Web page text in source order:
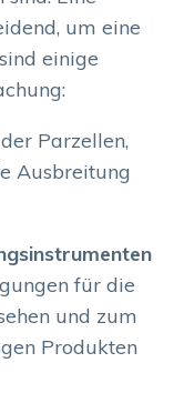
um eine
einige
Parzellen,
Ausbreitung
für die
und zum
Produkten